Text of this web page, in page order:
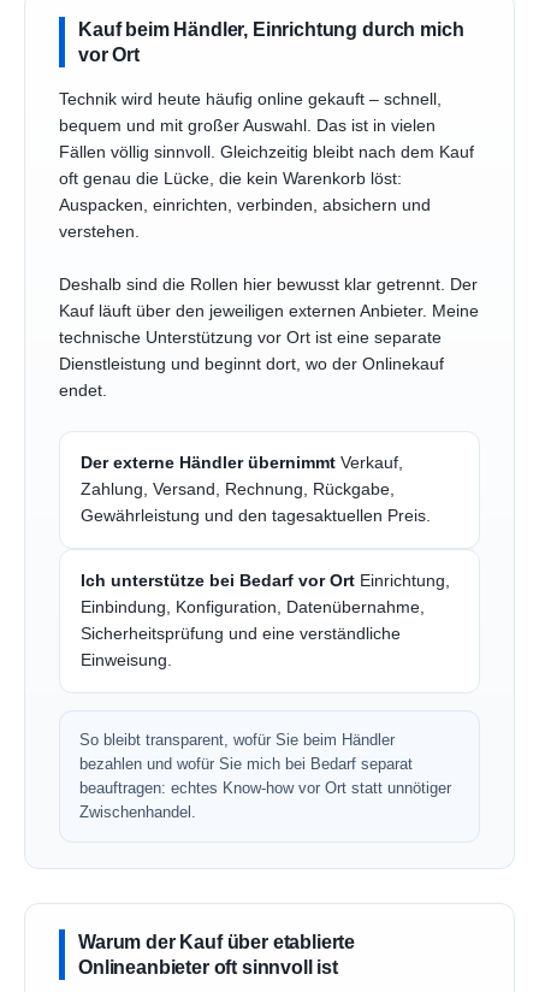
Kauf beim Händler, Einrichtung durch mich
vor Ort
Technik wird heute häufig online gekauft – schnell,
bequem und mit großer Auswahl. Das ist in vielen
Fällen völlig sinnvoll. Gleichzeitig bleibt nach dem Kauf
oft genau die Lücke, die kein Warenkorb löst:
Auspacken, einrichten, verbinden, absichern und
verstehen.
Deshalb sind die Rollen hier bewusst klar getrennt. Der
Kauf läuft über den jeweiligen externen Anbieter. Meine
technische Unterstützung vor Ort ist eine separate
Dienstleistung und beginnt dort, wo der Onlinekauf
endet.
Der externe Händler übernimmt Verkauf,
Zahlung, Versand, Rechnung, Rückgabe,
Gewährleistung und den tagesaktuellen Preis.
Ich unterstütze bei Bedarf vor Ort Einrichtung,
Einbindung, Konfiguration, Datenübernahme,
Sicherheitsprüfung und eine verständliche
Einweisung.
So bleibt transparent, wofür Sie beim Händler
bezahlen und wofür Sie mich bei Bedarf separat
beauftragen: echtes Know-how vor Ort statt unnötiger
Zwischenhandel.
Warum der Kauf über etablierte
Onlineanbieter oft sinnvoll ist